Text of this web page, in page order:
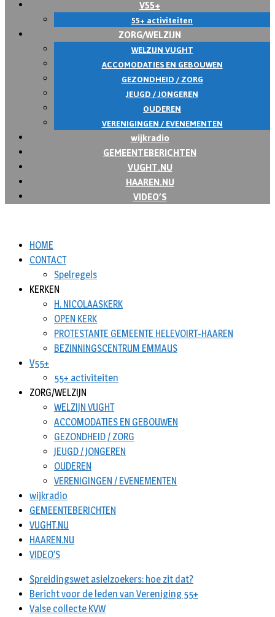
V55+
55+ activiteiten
ZORG/WELZIJN
WELZIJN VUGHT
ACCOMODATIES EN GEBOUWEN
GEZONDHEID / ZORG
JEUGD / JONGEREN
OUDEREN
VERENIGINGEN / EVENEMENTEN
wijkradio
GEMEENTEBERICHTEN
VUGHT.NU
HAAREN.NU
VIDEO’S
HOME
CONTACT
Spelregels
KERKEN
H. NICOLAASKERK
OPEN KERK
PROTESTANTE GEMEENTE HELEVOIRT-HAAREN
BEZINNINGSCENTRUM EMMAUS
V55+
55+ activiteiten
ZORG/WELZIJN
WELZIJN VUGHT
ACCOMODATIES EN GEBOUWEN
GEZONDHEID / ZORG
JEUGD / JONGEREN
OUDEREN
VERENIGINGEN / EVENEMENTEN
wijkradio
GEMEENTEBERICHTEN
VUGHT.NU
HAAREN.NU
VIDEO’S
Spreidingswet asielzoekers: hoe zit dat?
Bericht voor de leden van Vereniging 55+
Valse collecte KVW